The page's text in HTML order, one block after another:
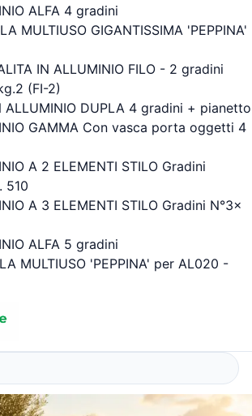
ALFA 4 gradini
MULTIUSO GIGANTISSIMA 'PEPPINA'
IN ALLUMINIO FILO - 2 gradini
(FI-2)
ALLUMINIO DUPLA 4 gradini + pianetto
GAMMA Con vasca porta oggetti 4
A 2 ELEMENTI STILO Gradini
510
A 3 ELEMENTI STILO Gradini N°3x
ALFA 5 gradini
MULTIUSO 'PEPPINA' per AL020 -